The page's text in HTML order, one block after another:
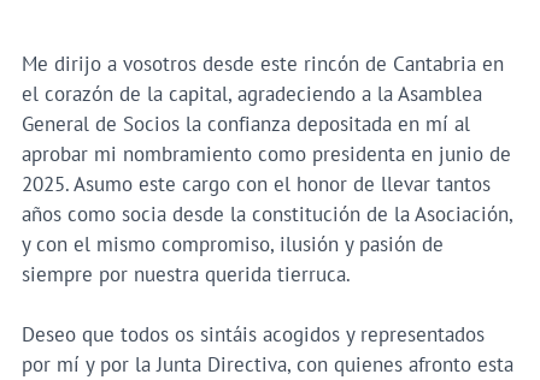
Me dirijo a vosotros desde este rincón de Cantabria en
el corazón de la capital, agradeciendo a la Asamblea
General de Socios la confianza depositada en mí al
aprobar mi nombramiento como presidenta en junio de
2025. Asumo este cargo con el honor de llevar tantos
años como socia desde la constitución de la Asociación,
y con el mismo compromiso, ilusión y pasión de
siempre por nuestra querida tierruca.
Deseo que todos os sintáis acogidos y representados
por mí y por la Junta Directiva, con quienes afronto esta